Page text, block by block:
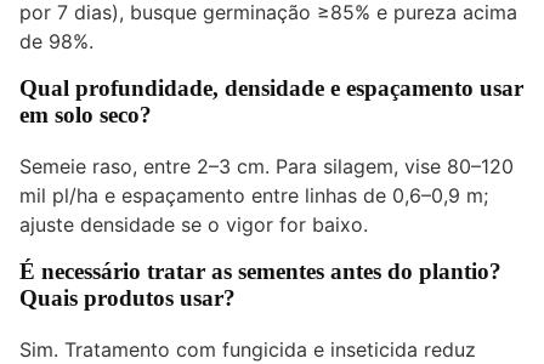
por 7 dias), busque germinação ≥85% e pureza acima
de 98%.
Qual profundidade, densidade e espaçamento usar
em solo seco?
Semeie raso, entre 2–3 cm. Para silagem, vise 80–120
mil pl/ha e espaçamento entre linhas de 0,6–0,9 m;
ajuste densidade se o vigor for baixo.
É necessário tratar as sementes antes do plantio?
Quais produtos usar?
Sim. Tratamento com fungicida e inseticida reduz